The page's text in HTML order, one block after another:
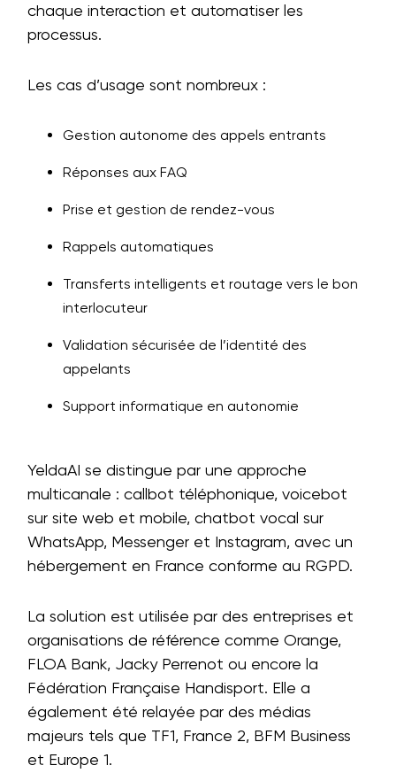
chaque interaction et automatiser les
processus.
Les cas d’usage sont nombreux :
Gestion autonome des appels entrants
Réponses aux FAQ
Prise et gestion de rendez-vous
Rappels automatiques
Transferts intelligents et routage vers le bon
interlocuteur
Validation sécurisée de l’identité des
appelants
Support informatique en autonomie
YeldaAI se distingue par une approche
multicanale : callbot téléphonique, voicebot
sur site web et mobile, chatbot vocal sur
WhatsApp, Messenger et Instagram, avec un
hébergement en France conforme au RGPD.
La solution est utilisée par des entreprises et
organisations de référence comme Orange,
FLOA Bank, Jacky Perrenot ou encore la
Fédération Française Handisport. Elle a
également été relayée par des médias
majeurs tels que TF1, France 2, BFM Business
et Europe 1.